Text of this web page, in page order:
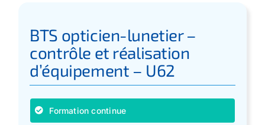
BTS opticien-lunetier –
contrôle et réalisation
d’équipement – U62
Formation continue